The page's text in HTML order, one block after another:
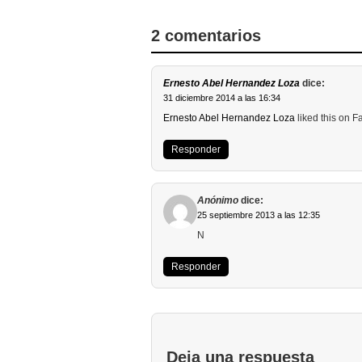
2 comentarios
Ernesto Abel Hernandez Loza dice:
31 diciembre 2014 a las 16:34
Ernesto Abel Hernandez Loza liked this on
Responder
Anónimo dice:
25 septiembre 2013 a las 12:35
N
Responder
Deja una respuesta